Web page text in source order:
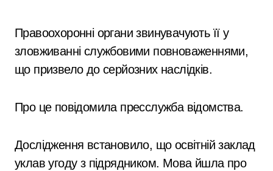
Правоохоронні органи звинувачують її у
зловживанні службовими повноваженнями,
що призвело до серйозних наслідків.
Про це повідомила пресслужба відомства.
Дослідження встановило, що освітній заклад
уклав угоду з підрядником. Мова йшла про